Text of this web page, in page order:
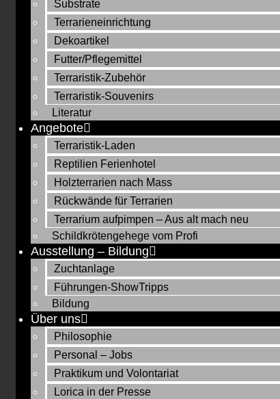
Substrate
Terrarieneinrichtung
Dekoartikel
Futter/Pflegemittel
Terraristik-Zubehör
Terraristik-Souvenirs
Literatur
Angebote
Terraristik-Laden
Reptilien Ferienhotel
Holzterrarien nach Mass
Rückwände für Terrarien
Terrarium aufpimpen – Aus alt mach neu
Schildkrötengehege vom Profi
Ausstellung – Bildung
Zuchtanlage
Führungen-ShowTripps
Bildung
Über uns
Philosophie
Personal – Jobs
Praktikum und Volontariat
Lorica in der Presse